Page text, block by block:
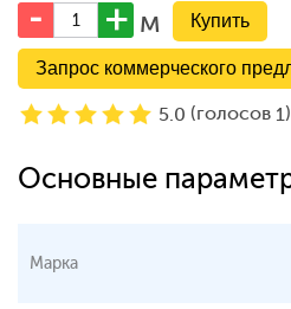
м
Запрос коммерческого
5.0 (голосов 1)
Основные
Марка